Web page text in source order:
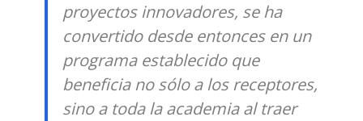
proyectos innovadores, se ha
convertido desde entonces en un
programa establecido que
beneficia no sólo a los receptores,
sino a toda la academia al traer